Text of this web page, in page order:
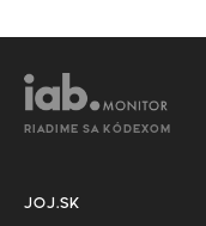
RIADIME SA KÓDEXOM
JOJ.SK